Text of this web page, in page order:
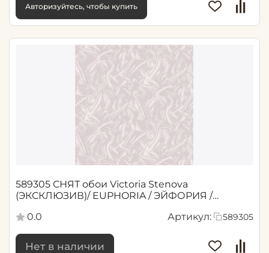
Авторизуйтесь, чтобы купить
589305 СНЯТ обои Victoria Stenova
(ЭКСКЛЮЗИВ)/ EUPHORIA / ЭЙФОРИЯ /
0.0
Артикул: 589305
Нет в наличии